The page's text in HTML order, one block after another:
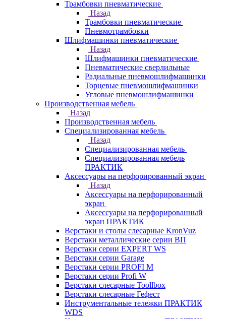
Трамбовки пневматические
Назад
Трамбовки пневматические
Пневмотрамбовки
Шлифмашинки пневматические
Назад
Шлифмашинки пневматические
Пневматические сверлильные
Радиальные пневмошлифмашинки
Торцевые пневмошлифмашинки
Угловые пневмошлифмашинки
Производственная мебель
Назад
Производственная мебель
Cпециализированная мебель
Назад
Cпециализированная мебель
Специализированная мебель
ПРАКТИК
Аксессуары на перфорированный экран
Назад
Аксессуары на перфорированный
экран
Аксессуары на перфорированный
экран ПРАКТИК
Верстаки и столы слесарные KronVuz
Верстаки металлические серии ВП
Верстаки серии EXPERT WS
Верстаки серии Garage
Верстаки серии PROFI M
Верстаки серии Profi W
Верстаки слесарные Toollbox
Верстаки слесарные Гефест
Инструментальные тележки ПРАКТИК
WDS